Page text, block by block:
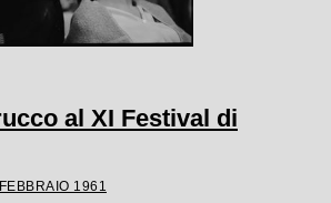
al XI Festival di
1961